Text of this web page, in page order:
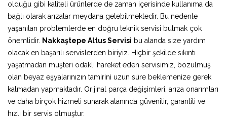
olduğu gibi kaliteli ürünlerde de zaman içerisinde kullanıma da
bağlı olarak arızalar meydana gelebilmektedir. Bu nedenle
yaşanılan problemlerde en doğru teknik servisi bulmak çok
önemlidir. Nakkaştepe Altus Servisi bu alanda size yardım
olacak en başarılı servislerden biriyiz. Hiçbir şekilde sıkıntı
yaşatmadan müşteri odaklı hareket eden servisimiz, bozulmuş
olan beyaz eşyalarınızın tamirini uzun süre beklemenize gerek
kalmadan yapmaktadır. Orijinal parça değişimleri, arıza onarımları
ve daha birçok hizmeti sunarak alanında güvenilir, garantili ve
hızlı bir servis olmuştur.